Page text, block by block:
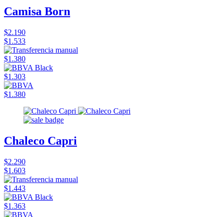
Camisa Born
$2.190
$1.533
$1.380
$1.303
$1.380
Chaleco Capri
$2.290
$1.603
$1.443
$1.363